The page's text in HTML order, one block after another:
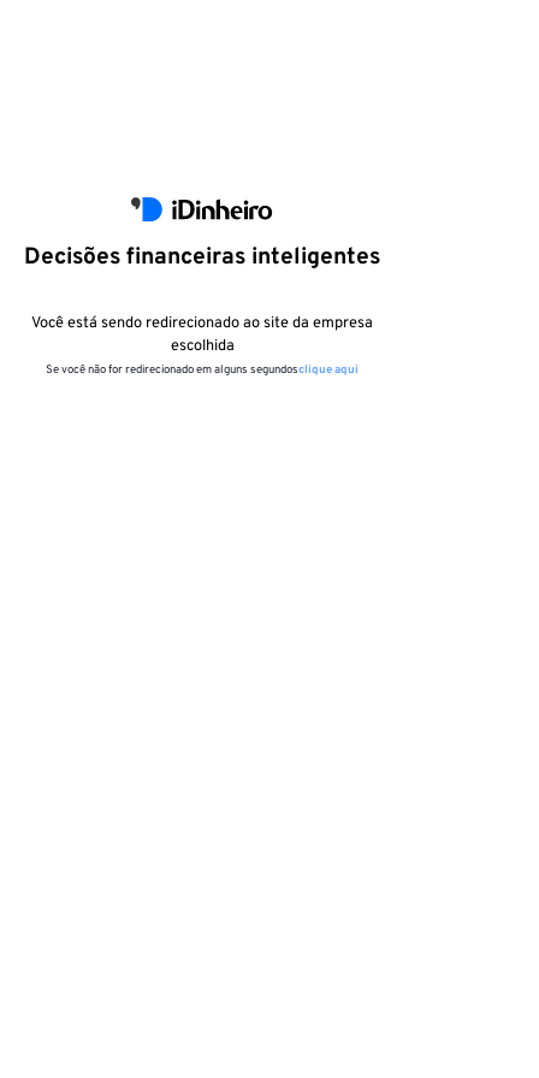
Decisões financeiras inteligentes
Você está sendo redirecionado ao site da empresa
escolhida
Se você não for redirecionado em alguns segundosclique aqui